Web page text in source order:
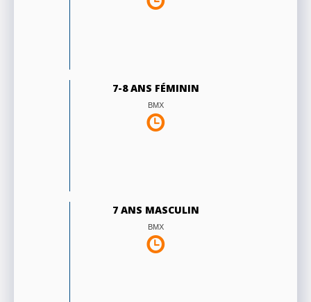
7-8 ANS FÉMININ
BMX
7 ANS MASCULIN
BMX